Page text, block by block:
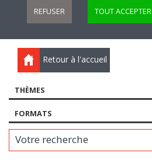
REFUSER TOUT ACCEPTER
Retour à l'accueil
THÈMES
FORMATS
Votre recherche